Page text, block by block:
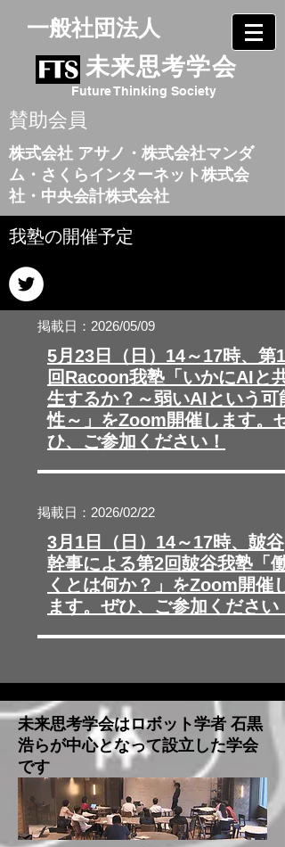
​一般社団法人
未来思考学会
Future Thinking Society
賛助会員
株式会社 アサノ ・ 株式会社マンダ
ム ・ さくらインターネット株式会
社 ・ 中央会計株式会社
​我塾の開催予定
掲載日：2026/05/09
5月23日（日）14～17時、第1
回Racoon我塾「いかにAIと共
生するか？～弱いAIという可
性～」をZoom開催します。ぜ
ひ、ご参加ください！​
掲載日：2026/02/22
3月1日（日）14～17時、皷谷
幹事による第2回皷谷我塾「働
くとは何か？」をZoom開催し
ます。ぜひ、ご参加ください
未来思考学会はロボット学者 石黒
浩らが中心となって設立した学会
です